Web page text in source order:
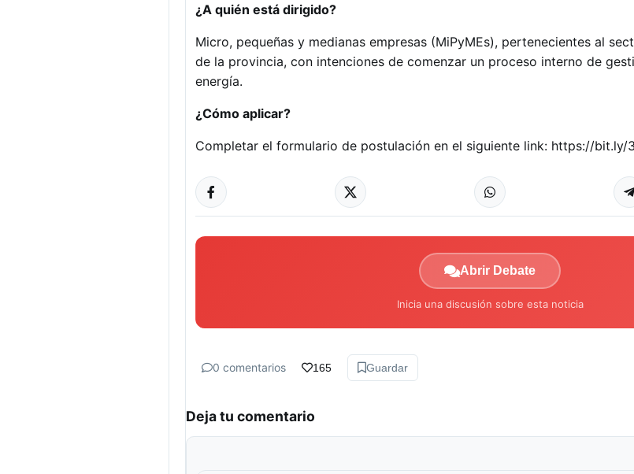
¿A quién está dirigido?
Micro, pequeñas y medianas empresas (MiPyMEs), pertenecientes al
de la provincia, con intenciones de comenzar un proceso interno de
energía.
¿Cómo aplicar?
Completar el formulario de postulación en el siguiente link: https://bit.ly/
Abrir Debate
Inicia una discusión sobre esta noticia
0 comentarios 165 Guardar
Deja tu comentario